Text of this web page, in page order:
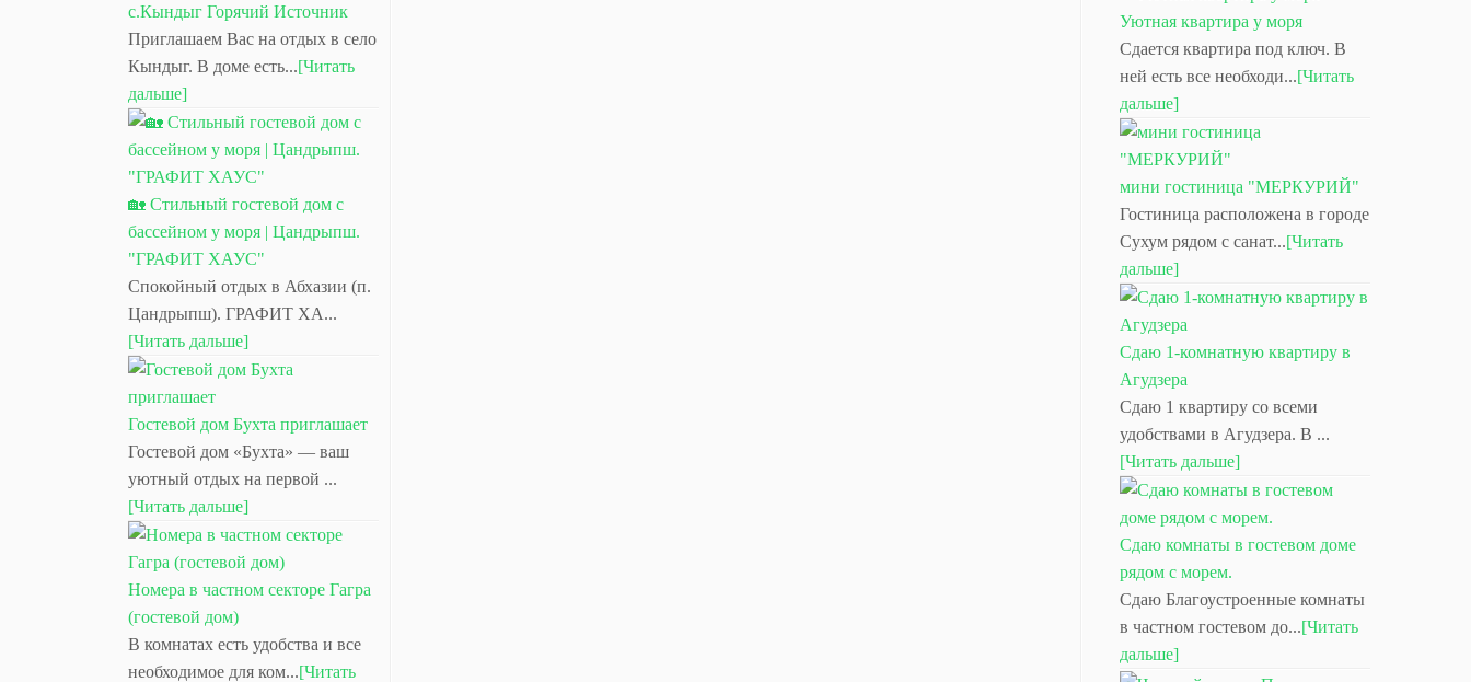
с.Кындыг Горячий Источник
Приглашаем Вас на отдых в село
Кындыг. В доме есть...[Читать
дальше]
🏡 Стильный гостевой дом с
бассейном у моря | Цандрыпш.
"ГРАФИТ ХАУС"
Спокойный отдых в Абхазии (п.
Цандрыпш). ГРАФИТ ХА...
[Читать дальше]
Гостевой дом Бухта приглашает
Гостевой дом «Бухта» — ваш
уютный отдых на первой ...
[Читать дальше]
Номера в частном секторе Гагра
(гостевой дом)
В комнатах есть удобства и все
необходимое для ком...[Читать
Уютная квартира у моря
Сдается квартира под ключ. В
ней есть все необходи...[Читать
дальше]
мини гостиница "МЕРКУРИЙ"
Гостиница расположена в городе
Сухум рядом с санат...[Читать
дальше]
Сдаю 1-комнатную квартиру в
Агудзера
Сдаю 1 квартиру со всеми
удобствами в Агудзера. В ...
[Читать дальше]
Сдаю комнаты в гостевом доме
рядом с морем.
Сдаю Благоустроенные комнаты
в частном гостевом до...[Читать
дальше]